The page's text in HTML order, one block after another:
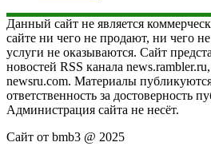
Данный сайт не является
сайте ни чего не продают, ни чего
услуги не оказываются. Сайт
новостей RSS канала
newsru.com. Материалы
ответственность за достоверность
Администрация сайта не несёт.
Сайт от bmb3 @ 2025